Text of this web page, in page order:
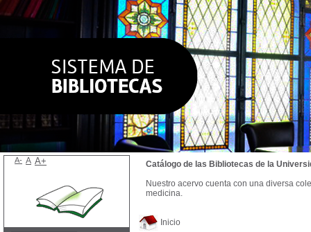
Inicio
Catálogo de las Bibliotecas de la
Nuestro acervo cuenta con una diversa
medicina.
A- A A+